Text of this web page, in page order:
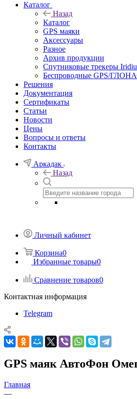
Каталог
Назад
Каталог
GPS маяки
Аксессуары
Разное
Архив продукции
Спутниковые трекеры
Беспроводные GPS/
Решения
Документация
Сертификаты
Статьи
Новости
Цены
Вопросы и ответы
Контакты
Аркадак
Назад
Личный кабинет
Корзина0
Избранные товары0
Сравнение товаров0
Контактная информация
Telegram
GPS маяк АвтоФон
Главная
—